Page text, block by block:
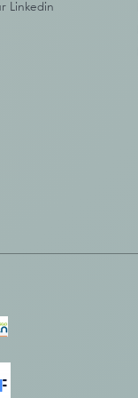
Linkedin